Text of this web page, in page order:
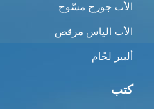
الأب جورج مسّوح
الأب الياس مرقص
ألبير لحّام
كتب